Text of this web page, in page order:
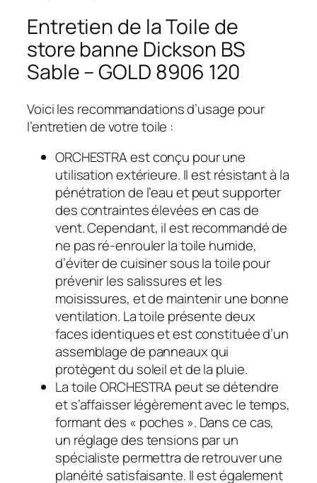
Entretien de la Toile de
store banne Dickson BS
Sable – GOLD 8906 120
Voici les recommandations d’usage pour
l’entretien de votre toile :
ORCHESTRA est conçu pour une
utilisation extérieure. Il est résistant à la
pénétration de l’eau et peut supporter
des contraintes élevées en cas de
vent. Cependant, il est recommandé de
ne pas ré-enrouler la toile humide,
d’éviter de cuisiner sous la toile pour
prévenir les salissures et les
moisissures, et de maintenir une bonne
ventilation. La toile présente deux
faces identiques et est constituée d’un
assemblage de panneaux qui
protègent du soleil et de la pluie.
La toile ORCHESTRA peut se détendre
et s’affaisser légèrement avec le temps,
formant des « poches ». Dans ce cas,
un réglage des tensions par un
spécialiste permettra de retrouver une
planéité satisfaisante. Il est également